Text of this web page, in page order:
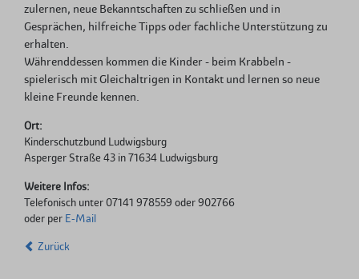
zulernen, neue Bekanntschaften zu schließen und in
Gesprächen, hilfreiche Tipps oder fachliche Unterstützung zu
erhalten.
Währenddessen kommen die Kinder - beim Krabbeln -
spielerisch mit Gleichaltrigen in Kontakt und lernen so neue
kleine Freunde kennen.
Ort:
Kinderschutzbund Ludwigsburg
Asperger Straße 43 in 71634 Ludwigsburg
Weitere Infos:
Telefonisch unter 07141 978559 oder 902766
oder per E-Mail
Zurück